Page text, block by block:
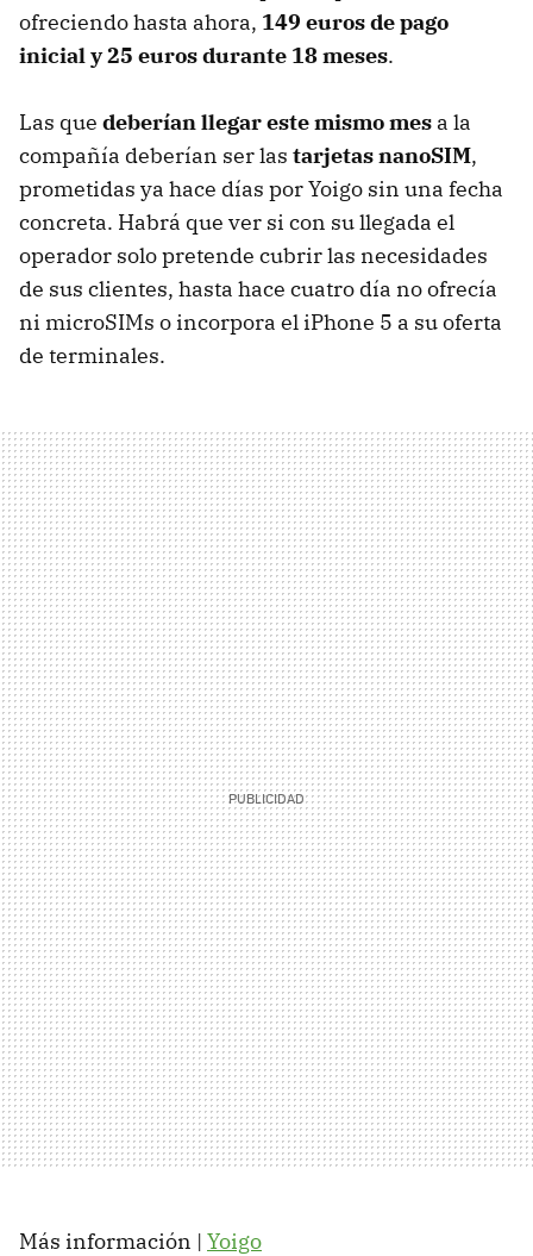
ofreciendo hasta ahora, 149 euros de pago
inicial y 25 euros durante 18 meses.
Las que deberían llegar este mismo mes a la
compañía deberían ser las tarjetas nanoSIM,
prometidas ya hace días por Yoigo sin una fecha
concreta. Habrá que ver si con su llegada el
operador solo pretende cubrir las necesidades
de sus clientes, hasta hace cuatro día no ofrecía
ni microSIMs o incorpora el iPhone 5 a su oferta
de terminales.
Más información | Yoigo